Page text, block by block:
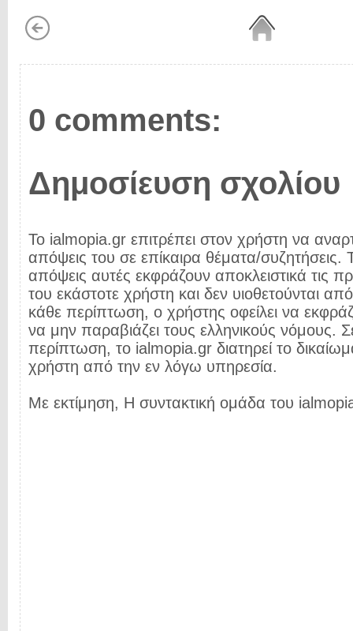
0 comments:
Δημοσίευση σχολίου
Το ialmopia.gr επιτρέπει στον χρήστη να
απόψεις του σε επίκαιρα θέματα/συζητήσεις.
απόψεις αυτές εκφράζουν αποκλειστικά τις
του εκάστοτε χρήστη και δεν υιοθετούνται
κάθε περίπτωση, ο χρήστης οφείλει να
να μην παραβιάζει τους ελληνικούς νόμους.
περίπτωση, το ialmopia.gr διατηρεί το
χρήστη από την εν λόγω υπηρεσία.
Με εκτίμηση, Η συντακτική ομάδα του